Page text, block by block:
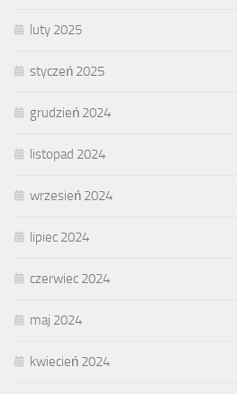
luty 2025
styczeń 2025
grudzień 2024
listopad 2024
wrzesień 2024
lipiec 2024
czerwiec 2024
maj 2024
kwiecień 2024